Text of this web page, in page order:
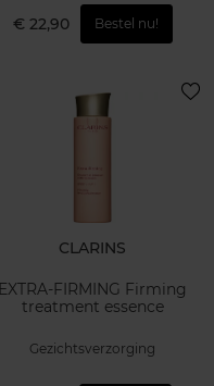
€ 22,90 Bestel nu!
CLARINS
EXTRA-FIRMING Firming
treatment essence
Gezichtsverzorging